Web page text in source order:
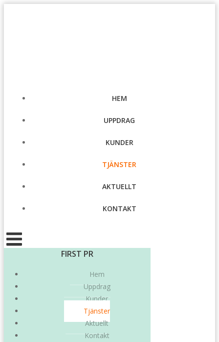
HEM
UPPDRAG
KUNDER
TJÄNSTER
AKTUELLT
KONTAKT
FIRST PR
Hem
Uppdrag
Kunder
Tjänster
Aktuellt
Kontakt